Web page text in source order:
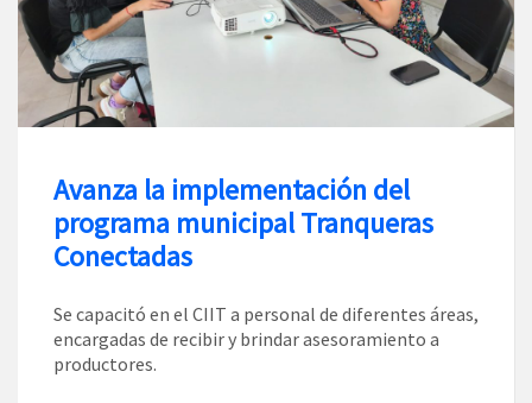
Avanza la implementación del
programa municipal Tranqueras
Conectadas
Se capacitó en el CIIT a personal de diferentes áreas,
encargadas de recibir y brindar asesoramiento a
productores.